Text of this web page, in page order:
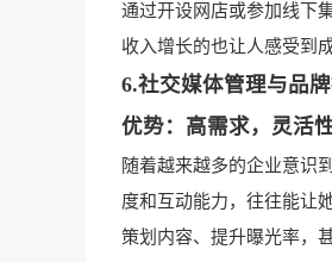
通过开设网店或参加线下
收入增长的也让人感受到
6.社交媒体管理与品
优势：高需求，灵活
随着越来越多的企业意识
度和互动能力，往往能让
策划内容、提升曝光率，